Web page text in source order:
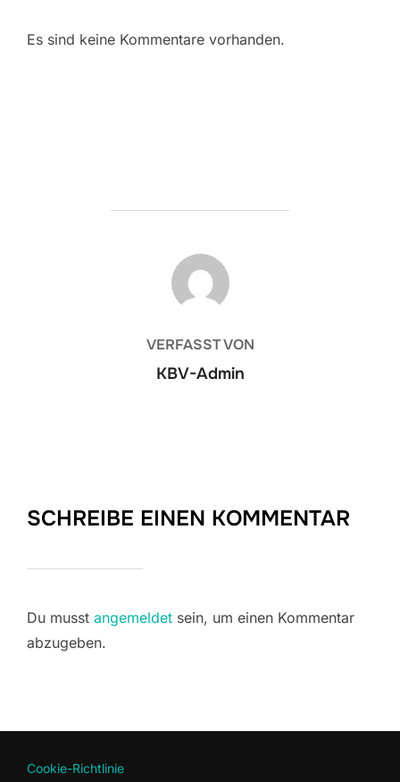
Es sind keine Kommentare vorhanden.
BEITRAGSAUTOR
VERFASST VON
KBV-Admin
SCHREIBE EINEN KOMMENTAR
Du musst angemeldet sein, um einen Kommentar
abzugeben.
Cookie-Richtlinie